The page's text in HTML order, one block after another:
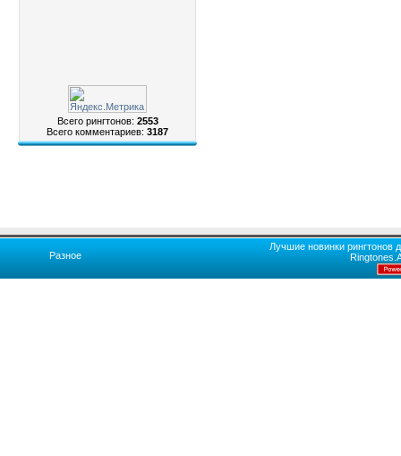
Всего рингтонов: 2553
Всего комментариев: 3187
Разное
Лучшие новинки рингтонов